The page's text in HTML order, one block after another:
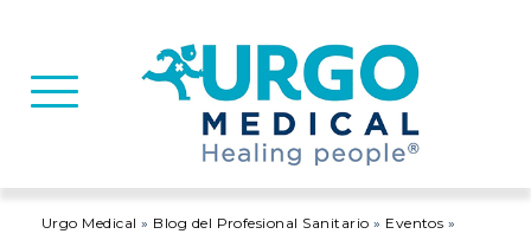
Basculer la navigation
Urgo Medical » Blog del Profesional Sanitario » Eventos »